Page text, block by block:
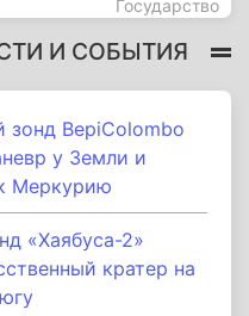
Государство
И СОБЫТИЯ
зонд BepiColombo
у Земли и
Меркурию
«Хаябуса-2»
кратер на